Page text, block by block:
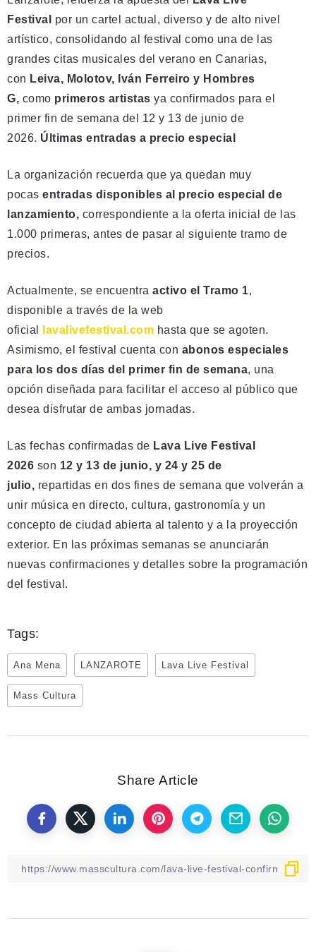
Festival
por un cartel actual, diverso y de alto nivel
artístico, consolidando al festival como una de las
grandes citas musicales del verano en Canarias,
con Leiva, Molotov, Iván Ferreiro y Hombres
G, como primeros artistas ya confirmados para el
primer fin de semana del 12 y 13 de junio de
2026. Últimas entradas a precio especial
La organización recuerda que ya quedan muy
pocas entradas disponibles al precio especial de
lanzamiento, correspondiente a la oferta inicial de las
1.000 primeras, antes de pasar al siguiente tramo de
precios.
Actualmente, se encuentra activo el Tramo 1,
disponible a través de la web
oficial
lavalivefestival.com hasta que se agoten.
Asimismo, el festival cuenta con abonos especiales
para los dos días del primer fin de semana, una
opción diseñada para facilitar el acceso al público que
desea disfrutar de ambas jornadas.
Las fechas confirmadas de Lava Live Festival
2026 son 12 y 13 de junio, y 24 y 25 de
julio, repartidas en dos fines de semana que volverán a
unir música en directo, cultura, gastronomía y un
concepto de ciudad abierta al talento y a la proyección
exterior. En las próximas semanas se anunciarán
nuevas confirmaciones y detalles sobre la programación
del festival.
Tags:
Ana Mena LANZAROTE Lava Live Festival
Mass Cultura
Share Article